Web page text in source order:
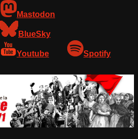
Mastodon
BlueSky
Youtube Spotify